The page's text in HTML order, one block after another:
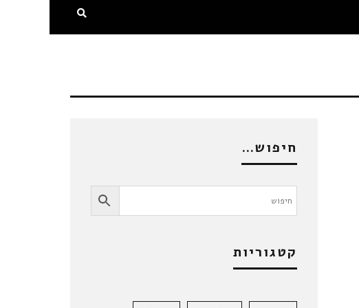
חיפוש…
קטגוריות